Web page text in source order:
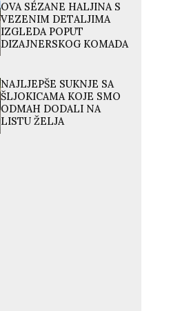
OVA SÉZANE HALJINA S
VEZENIM DETALJIMA
IZGLEDA POPUT
DIZAJNERSKOG KOMADA
NAJLJEPŠE SUKNJE SA
ŠLJOKICAMA KOJE SMO
ODMAH DODALI NA
LISTU ŽELJA